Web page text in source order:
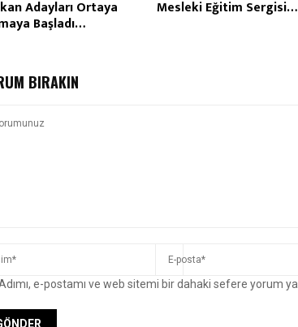
Adayları Ortaya
Başladı…
Mesleki Eğitim Sergisi…
BIRAKIN
e-postamı ve web sitemi bir dahaki sefere yorum